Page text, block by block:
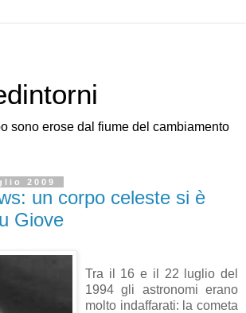
sono erose dal fiume del cambiamento
2009
un corpo celeste si è
Giove
Tra il 16 e il 22 luglio del
1994 gli astronomi erano
molto indaffarati: la cometa